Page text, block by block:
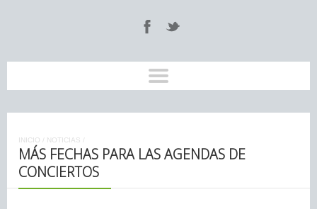
INICIO / NOTICIAS /
MÁS FECHAS PARA LAS AGENDAS DE
CONCIERTOS